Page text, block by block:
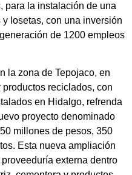
para la instalación de una
losetas, con una inversión
de 1200 empleos
la zona de Tepojaco, en
reciclados, con
en Hidalgo, refrenda
proyecto denominado
millones de pesos, 350
Esta nueva ampliación
externa dentro